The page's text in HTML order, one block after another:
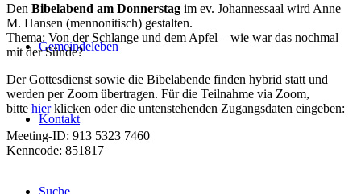
Gemeindeleben
Kontakt
Suche
Den Bibelabend am Donnerstag im ev. Johannessaal wird Anne
M. Hansen (mennonitisch) gestalten.
Thema: Von der Schlange und dem Apfel – wie war das nochmal
mit der Sünde?
Der Gottesdienst sowie die Bibelabende finden hybrid statt und
werden per Zoom übertragen. Für die Teilnahme via Zoom,
bitte hierklicken oder die untenstehenden Zugangsdaten eingeben:
Meeting-ID: 913 5323 7460
Kenncode: 851817